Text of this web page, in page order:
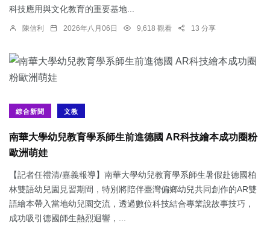
科技應用與文化教育的重要基地...
陳信利 2026年八月06日 9,618 觀看 13 分享
綜合新聞 文教
南華大學幼兒教育學系師生前進德國 AR科技繪本成功圈粉
歐洲萌娃
【記者任禮清/嘉義報導】南華大學幼兒教育學系師生暑假赴德國柏
林雙語幼兒園見習期間，特別將陪伴臺灣偏鄉幼兒共同創作的AR雙
語繪本帶入當地幼兒園交流，透過數位科技結合專業說故事技巧，
成功吸引德國師生熱烈迴響，...